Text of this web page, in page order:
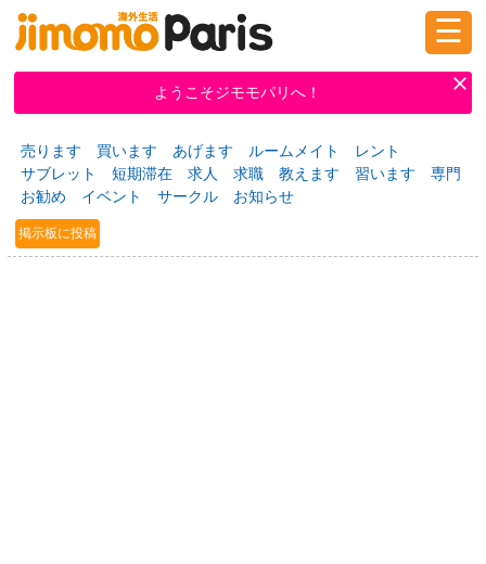
ログイン 新規登録
掲示板 タウン情報 教えて！
ニュース
☰
ようこそジモモパリへ！
売ります 買います あげます ルームメイト
レント
サブレット
短期滞在 求人 求職 教えます 習います
専門
お勧め
イベント サークル お知らせ
掲示板に投稿